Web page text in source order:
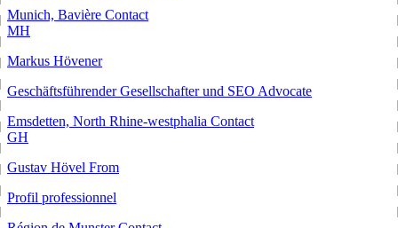
Munich, Bavière Contact
MH
Markus Hövener
Geschäftsführender Gesellschafter und SEO Advocate
Emsdetten, North Rhine-westphalia Contact
GH
Gustav Hövel From
Profil professionnel